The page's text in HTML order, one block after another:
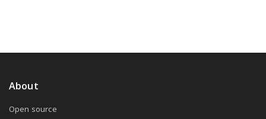
About
Open source